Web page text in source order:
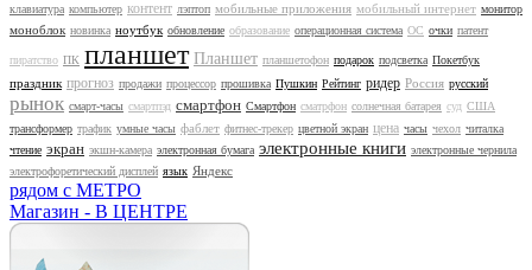
клавиатура компьютер контент лэптоп мобильные приложения мобильный интернет монитор
моноблок новинка ноутбук обновление образование операционная система ОС очки патент
пиратство ПК планшет Планшет планшетофон подарок подсветка Покетбук
праздник прогноз продажи процессор прошивка Пушкин Рейтинг ридер Россия русский
рынок смарт-часы смартпэд смартфон Смартфон сматрфон солнечная батарея суд США
трансформер трафик умные часы фаблет фитнес-трекер цветной экран цена часы чехол читалка
чтение экран экшн-камера электронная бумага электронные книги электронные чернила
электрофоретический дисплей язык Яндекс
рядом с МЕТРО
Магазин - В ЦЕНТРЕ